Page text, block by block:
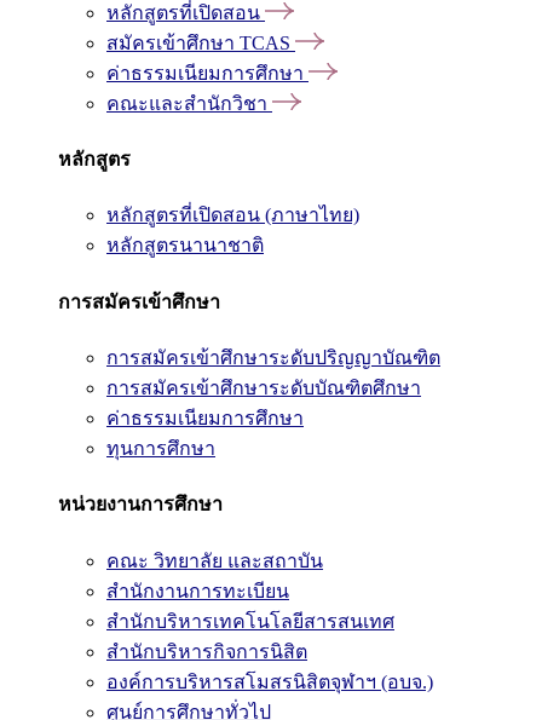
หลักสูตรที่เปิดสอน
สมัครเข้าศึกษา TCAS
ค่าธรรมเนียมการศึกษา
คณะและสำนักวิชา
หลักสูตร
หลักสูตรที่เปิดสอน (ภาษาไทย)
หลักสูตรนานาชาติ
การสมัครเข้าศึกษา
การสมัครเข้าศึกษาระดับปริญญาบัณฑิต
การสมัครเข้าศึกษาระดับบัณฑิตศึกษา
ค่าธรรมเนียมการศึกษา
ทุนการศึกษา
หน่วยงานการศึกษา
คณะ วิทยาลัย และสถาบัน
สำนักงานการทะเบียน
สำนักบริหารเทคโนโลยีสารสนเทศ
สำนักบริหารกิจการนิสิต
องค์การบริหารสโมสรนิสิตจุฬาฯ (อบจ.)
ศูนย์การศึกษาทั่วไป